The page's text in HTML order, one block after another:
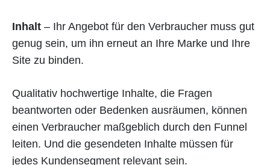
Inhalt – Ihr Angebot für den Verbraucher muss gut
genug sein, um ihn erneut an Ihre Marke und Ihre
Site zu binden.
Qualitativ hochwertige Inhalte, die Fragen
beantworten oder Bedenken ausräumen, können
einen Verbraucher maßgeblich durch den Funnel
leiten. Und die gesendeten Inhalte müssen für
jedes Kundensegment relevant sein.